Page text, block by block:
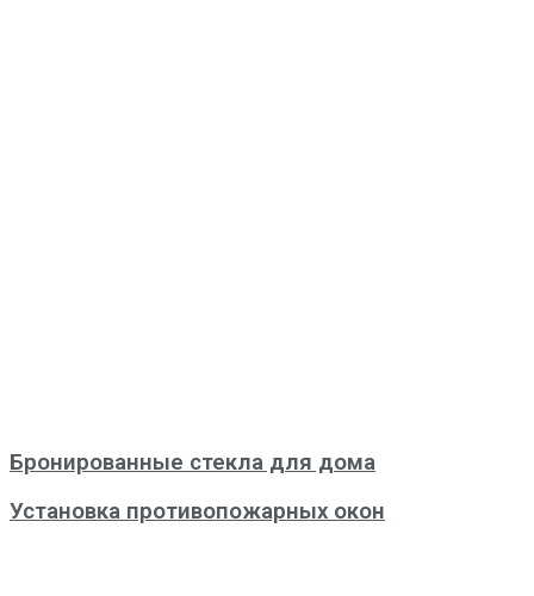
Бронированные стекла для дома
Установка противопожарных окон